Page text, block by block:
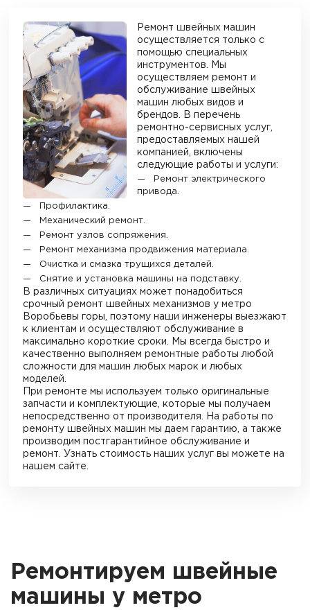
Ремонт швейных машин
осуществляется только с
помощью специальных
инструментов. Мы
осуществляем ремонт и
обслуживание швейных
машин любых видов и
брендов. В перечень
ремонтно-сервисных услуг,
предоставляемых нашей
компанией, включены
следующие работы и услуги:
Ремонт электрического
привода.
Профилактика.
Механический ремонт.
Ремонт узлов сопряжения.
Ремонт механизма продвижения материала.
Очистка и смазка трущихся деталей.
Снятие и установка машины на подставку.
В различных ситуациях может понадобиться
срочный ремонт швейных механизмову метро
Воробьевы горы
, поэтому наши инженеры выезжают
к клиентам и осуществляют обслуживание в
максимально короткие сроки. Мы всегда быстро и
качественно выполняем ремонтные работы любой
сложности для машин любых марок и любых
моделей.
При ремонте мы используем только оригинальные
запчасти и комплектующие, которые мы получаем
непосредственно от производителя. На работы по
ремонту швейных машин мы даем гарантию, а также
производим постгарантийное обслуживание и
ремонт. Узнать стоимость наших услуг вы можете на
нашем сайте.
Ремонтируем швейные
машины у метро